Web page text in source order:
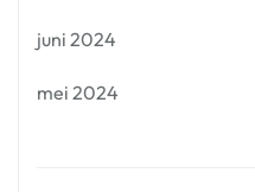
juni 2024
mei 2024